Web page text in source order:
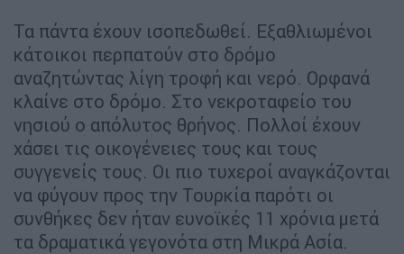
Τα πάντα έχουν ισοπεδωθεί. Εξαθλιωμένοι
κάτοικοι περπατούν στο δρόμο
αναζητώντας λίγη τροφή και νερό. Ορφανά
κλαίνε στο δρόμο. Στο νεκροταφείο του
νησιού ο απόλυτος θρήνος. Πολλοί έχουν
χάσει τις οικογένειες τους και τους
συγγενείς τους. Οι πιο τυχεροί αναγκάζονται
να φύγουν προς την Τουρκία παρότι οι
συνθήκες δεν ήταν ευνοϊκές 11 χρόνια μετά
τα δραματικά γεγονότα στη Μικρά Ασία.